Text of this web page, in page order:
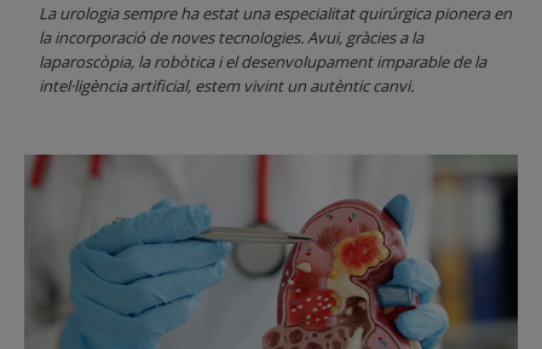
La urologia sempre ha estat una especialitat quirúrgica pionera en
la incorporació de noves tecnologies. Avui, gràcies a la
laparoscòpia, la robòtica i el desenvolupament imparable de la
intel·ligència artificial, estem vivint un autèntic canvi.